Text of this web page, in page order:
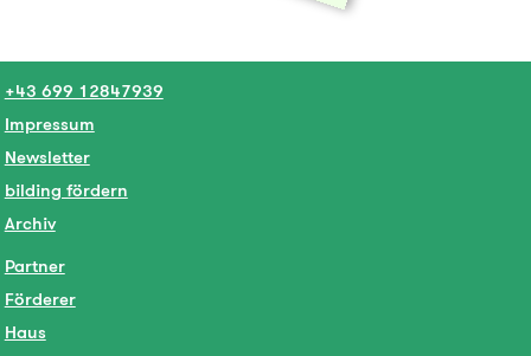
+43 699 12847939
Impressum
Newsletter
bilding fördern
Archiv
Partner
Förderer
Haus